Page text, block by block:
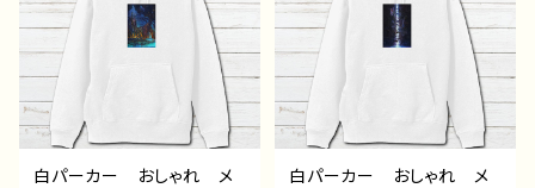
白パーカー おしゃれ メ
白パーカー おしゃれ メ